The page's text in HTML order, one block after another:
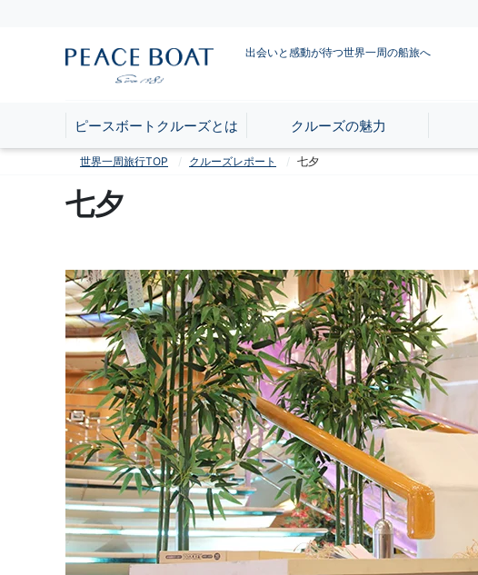
出会いと感動が待つ世界一周の船旅へ
ピースボートクルーズとは クルーズの魅力
世界一周旅行TOP クルーズレポート 七夕
七夕